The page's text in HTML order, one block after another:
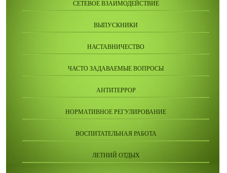
СЕТЕВОЕ ВЗАИМОДЕЙСТВИЕ
ВЫПУСКНИКИ
НАСТАВНИЧЕСТВО
ЧАСТО ЗАДАВАЕМЫЕ ВОПРОСЫ
АНТИТЕРРОР
НОРМАТИВНОЕ РЕГУЛИРОВАНИЕ
ВОСПИТАТЕЛЬНАЯ РАБОТА
ЛЕТНИЙ ОТДЫХ